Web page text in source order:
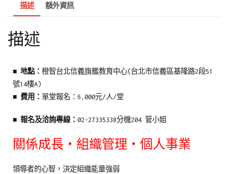
描述 額外資訊
描述
■ 地點： 橙智台北信義旗艦教育中心(台北市信義區基隆路2段51
號14樓A)
■ 費用： 單堂報名：6,000元/人 /堂
■ 報名及洽詢專線： 02-27335338分機204 管小姐
關係成長・組織管理・個人事業
領導者的心智，決定組織能量強弱